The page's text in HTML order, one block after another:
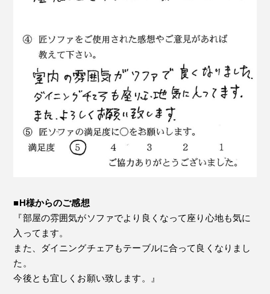
■H様からのご感想
『部屋の雰囲気がソファでより良くなって座り心地も気に
入ってます。
また、ダイニングチェアもテーブルに合って良くなりまし
た。
今後とも宜しくお願い致します。』